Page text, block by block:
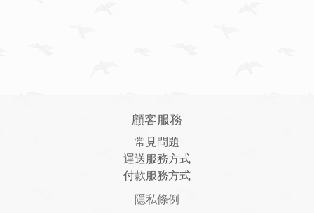
顧客服務
常見問題
運送服務方式
付款服務方式
隱私條例